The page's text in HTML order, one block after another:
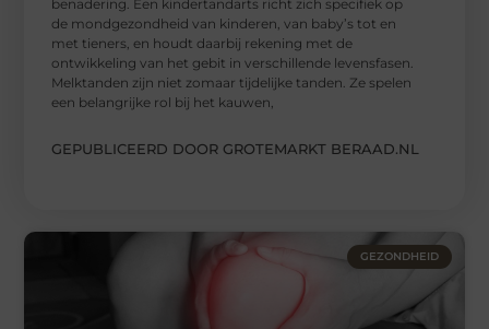
benadering. Een kindertandarts richt zich specifiek op
de mondgezondheid van kinderen, van baby’s tot en
met tieners, en houdt daarbij rekening met de
ontwikkeling van het gebit in verschillende levensfasen.
Melktanden zijn niet zomaar tijdelijke tanden. Ze spelen
een belangrijke rol bij het kauwen,
GEPUBLICEERD DOOR GROTEMARKT BERAAD.NL
GEZONDHEID